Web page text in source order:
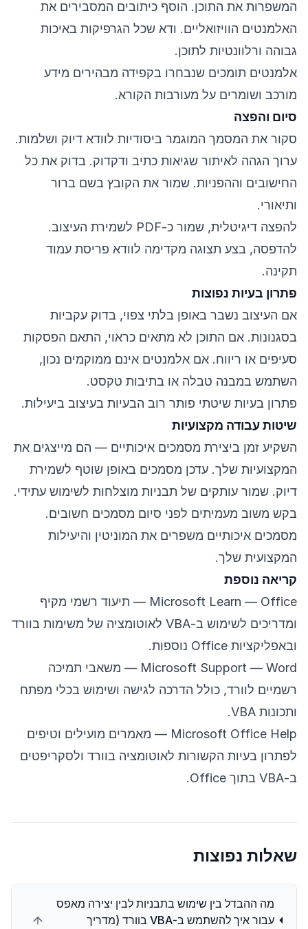
המשפרות את התוכן. הוסף כיתובים המסבירים את
האלמנטים הוויזואליים. ודא שכל הגרפיקות באיכות
גבוהה ורלוונטיות לתוכן.
אלמנטים תומכים שנבחרו בקפידה מבהירים מידע
מורכב ושומרים על מעורבות הקורא.
סיום והפצה
סקור את המסמך המוגמר ביסודיות לוודא דיוק ושלמות.
ערוך הגהה לאיתור שגיאות כתיב ודקדוק. בדוק את כל
החישובים וההפניות. שמור את הקובץ בשם ברור
ותיאורי.
להפצה דיגיטלית, שמור כ-PDF לשמירת העיצוב.
להדפסה, בצע תצוגה מקדימה לוודא פריסת עמוד
תקינה.
פתרון בעיות נפוצות
אם העיצוב נשבר באופן בלתי צפוי, בדוק עקביות
בסגנונות. אם התוכן לא מתאים כראוי, התאם הפסקות
סעיפים או ריווח. אם אלמנטים אינם ממוקמים נכון,
השתמש במבנה טבלה או בתיבות טקסט.
פתרון בעיות שיטתי פותר רוב הבעיות בעיצוב ביעילות.
שיטות עבודה מקצועיות
השקיע זמן ביצירת מסמכים איכותיים — הם מייצגים את
המקצועיות שלך. עדכן מסמכים באופן שוטף לשמירת
דיוק. שמור עותקים של תבניות מוצלחות לשימוש עתידי.
בקש משוב מעמיתים לפני סיום מסמכים חשובים.
מסמכים איכותיים משפרים את המוניטין והיעילות
המקצועית שלך.
קריאה נוספת
Microsoft Learn — Office — תיעוד רשמי מקיף
ומדריכים לשימוש ב-VBA לאוטומציה של משימות בוורד
ובאפליקציות Office נוספות.
Microsoft Support — Word — משאבי תמיכה
רשמיים לוורד, כולל הדרכה לגישה ושימוש בכלי מפתח
ותכונות VBA.
Microsoft Office Help — מאמרים מועילים וטיפים
לפתרון בעיות הקשורות לאוטומציה בוורד ולסקריפטים
ב-VBA בתוך Office.
שאלות נפוצות
מה ההבדל בין שימוש בתבניות לבין יצירה מאפס
עבור איך להשתמש ב-VBA בוורד (מדריך